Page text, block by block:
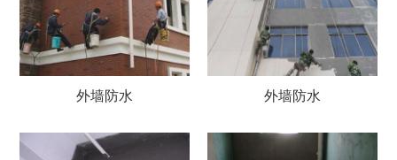
外墙防水 外墙防水